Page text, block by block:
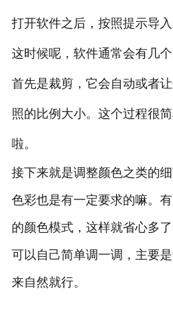
打开软件之后，按照提示导
这时候呢，软件通常会有几
首先是裁剪，它会自动或者
照的比例大小。这个过程很
啦。
接下来就是调整颜色之类的
色彩也是有一定要求的嘛。
的颜色模式，这样就省心多
可以自己简单调一调，主要
来自然就行。